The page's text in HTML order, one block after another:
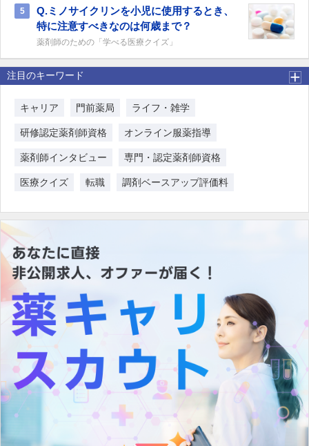
5
Q.ミノサイクリンを小児に使用するとき、
特に注意すべきなのは何歳まで？
薬剤師のための「学べる医療クイズ」
注目のキーワード
キャリア 門前薬局 ライフ・雑学
研修認定薬剤師資格 オンライン服薬指導
薬剤師インタビュー 専門・認定薬剤師資格
医療クイズ 転職 調剤ベースアップ評価料